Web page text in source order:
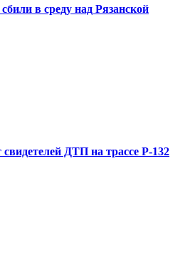
в среду над Рязанской
ДТП на трассе Р-132